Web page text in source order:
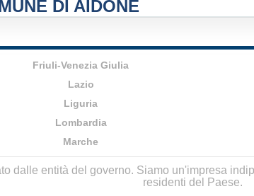
DI AIDONE
Friuli-Venezia Giulia
Lazio
Liguria
Lombardia
Marche
dalle entità del governo. Siamo un'impresa
residenti del Paese.